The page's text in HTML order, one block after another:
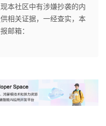
本社区中有涉嫌抄袭的内
相关证据，一经查实，本
邮箱：